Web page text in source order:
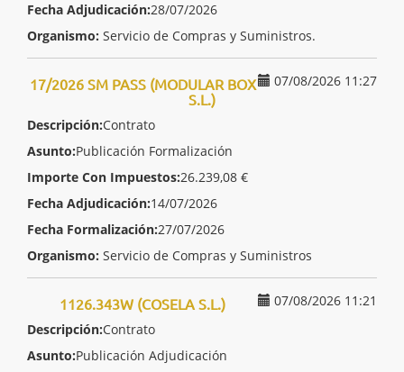
Fecha Adjudicación:28/07/2026
Organismo: Servicio de Compras y Suministros.
07/08/2026 11:27
17/2026 SM PASS (MODULAR BOX
S.L.)
Descripción:Contrato
Asunto:Publicación Formalización
Importe Con Impuestos:26.239,08 €
Fecha Adjudicación:14/07/2026
Fecha Formalización:27/07/2026
Organismo: Servicio de Compras y Suministros
07/08/2026 11:21
1126.343W (COSELA S.L.)
Descripción:Contrato
Asunto:Publicación Adjudicación